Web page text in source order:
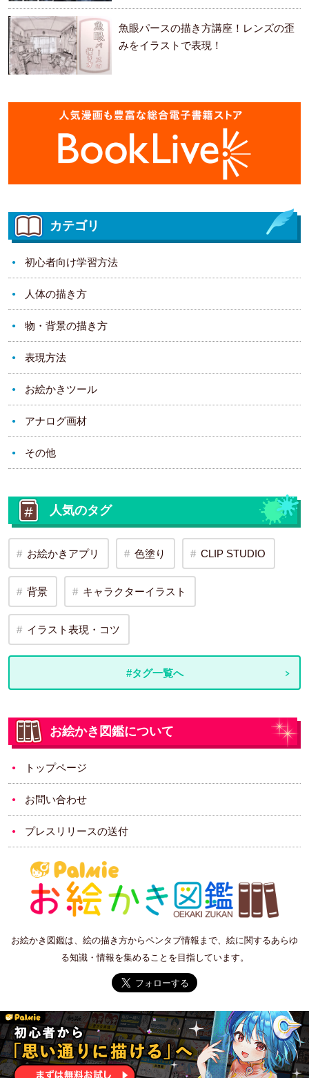
ます。
魚眼パースの描き方講座！レンズの歪
みをイラストで表現！
カテゴリ
初心者向け学習方法
人体の描き方
物・背景の描き方
表現方法
お絵かきツール
アナログ画材
その他
人気のタグ
お絵かきアプリ 色塗り CLIP STUDIO
背景 キャラクターイラスト
イラスト表現・コツ
#タグ一覧へ
お絵かき図鑑について
トップページ
お問い合わせ
プレスリリースの送付
お絵かき図鑑は、絵の描き方からペンタブ情報まで、絵に関するあらゆ
る知識・情報を集めることを目指しています。